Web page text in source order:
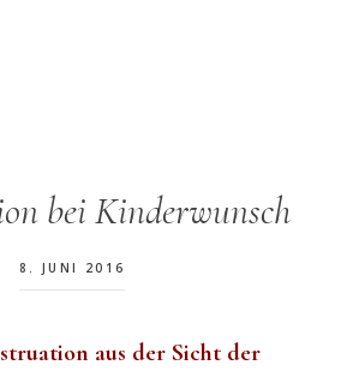
bei Kinderwunsch
8. JUNI 2016
aus der Sicht der